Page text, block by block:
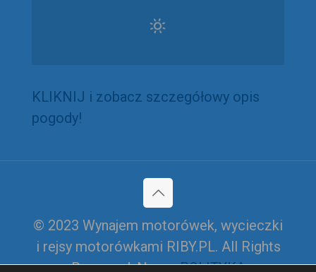
KLIKNIJ i zobacz szczegółowy opis
pogody!
© 2023 Wynajem motorówek, wycieczki
i rejsy motorówkami RIBY.PL. All Rights
Reserved. NaszaPOLITYKA